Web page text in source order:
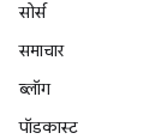
सोर्स
समाचार
ब्लॉग
पॉडकास्ट